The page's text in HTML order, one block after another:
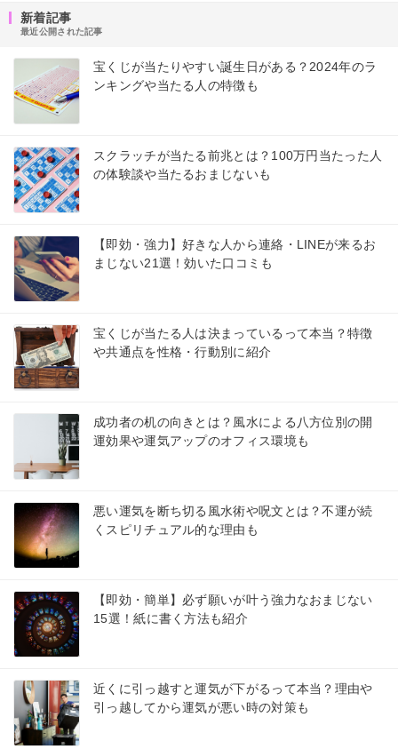
新着記事
最近公開された記事
宝くじが当たりやすい誕生日がある？2024年のラ
ンキングや当たる人の特徴も
スクラッチが当たる前兆とは？100万円当たった人
の体験談や当たるおまじないも
【即効・強力】好きな人から連絡・LINEが来るお
まじない21選！効いた口コミも
宝くじが当たる人は決まっているって本当？特徴
や共通点を性格・行動別に紹介
成功者の机の向きとは？風水による八方位別の開
運効果や運気アップのオフィス環境も
悪い運気を断ち切る風水術や呪文とは？不運が続
くスピリチュアル的な理由も
【即効・簡単】必ず願いが叶う強力なおまじない
15選！紙に書く方法も紹介
近くに引っ越すと運気が下がるって本当？理由や
引っ越してから運気が悪い時の対策も